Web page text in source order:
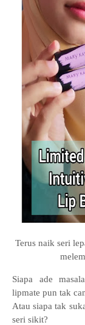
Terus naik seri
Siapa ade
lipmate pun tak
Atau siapa tak
seri sikit?